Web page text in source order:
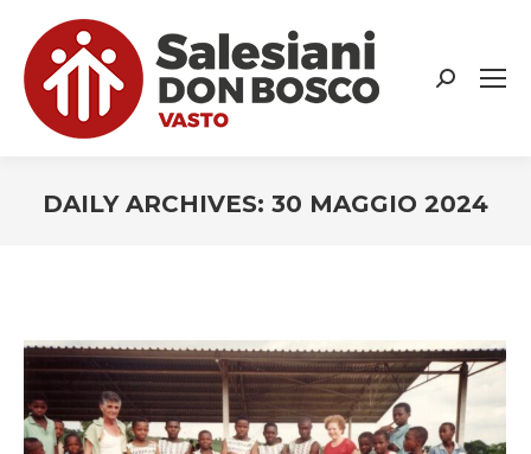
Search:
DAILY ARCHIVES: 30 MAGGIO 2024